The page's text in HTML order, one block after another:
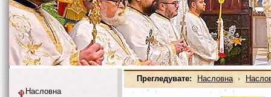
Прегледувате: Насловна
Насловна